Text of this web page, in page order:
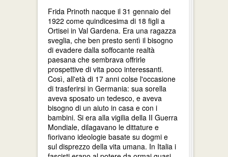
Frida Prinoth nacque il 31 gennaio del
1922 come quindicesima di 18 figli a
Ortisei in Val Gardena. Era una ragazza
sveglia, che ben presto sentì il bisogno
di evadere dalla soffocante realtà
paesana che sembrava offrirle
prospettive di vita poco interessanti.
Così, all'età di 17 anni colse l'occasione
di trasferirsi in Germania: sua sorella
aveva sposato un tedesco, e aveva
bisogno di un aiuto in casa e con i
bambini. Si era alla vigilia della II Guerra
Mondiale, dilagavano le dittature e
fiorivano ideologie basate su dogmi e
sul disprezzo della vita umana. In Italia i